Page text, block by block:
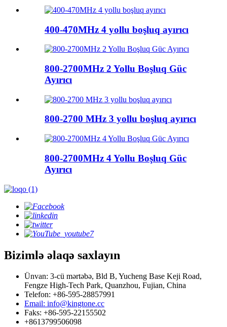
400-470MHz 4 yollu boşluq ayırıcı
800-2700MHz 2 Yollu Boşluq Güc
Ayırıcı
800-2700 MHz 3 yollu boşluq ayırıcı
800-2700MHz 4 Yollu Boşluq Güc
Ayırıcı
Bizimlə əlaqə saxlayın
Ünvan: 3-cü mərtəbə, Bld B, Yucheng Base Keji Road,
Fengze High-Tech Park, Quanzhou, Fujian, China
Telefon: +86-595-28857991
Email: info@kingtone.cc
Faks: +86-595-22155502
+8613799506098